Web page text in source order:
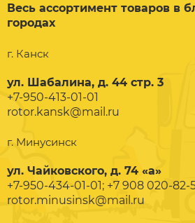
Весь ассортимент товаров в
городах
г. Канск
ул. Шабалина, д. 44 стр. 3
+7-950-413-01-01
rotor.kansk@mail.ru
г. Минусинск
ул. Чайковского, д. 74 «а»
+7-950-434-01-01; +7 908 020-82-
rotor.minusinsk@mail.ru